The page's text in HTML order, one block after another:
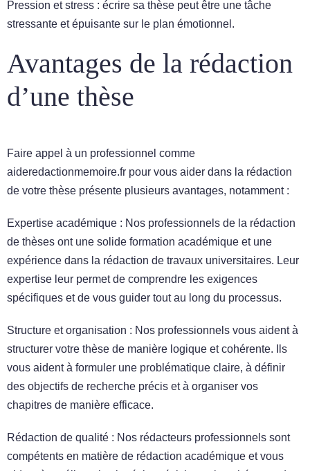
Pression et stress : écrire sa thèse peut être une tâche
stressante et épuisante sur le plan émotionnel.
Avantages de la rédaction
d’une thèse
Faire appel à un professionnel comme
aideredactionmemoire.fr pour vous aider dans la rédaction
de votre thèse présente plusieurs avantages, notamment :
Expertise académique : Nos professionnels de la rédaction
de thèses ont une solide formation académique et une
expérience dans la rédaction de travaux universitaires. Leur
expertise leur permet de comprendre les exigences
spécifiques et de vous guider tout au long du processus.
Structure et organisation : Nos professionnels vous aident à
structurer votre thèse de manière logique et cohérente. Ils
vous aident à formuler une problématique claire, à définir
des objectifs de recherche précis et à organiser vos
chapitres de manière efficace.
Rédaction de qualité : Nos rédacteurs professionnels sont
compétents en matière de rédaction académique et vous